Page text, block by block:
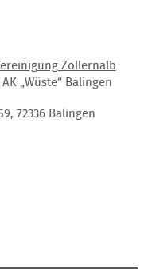
Zollernalb
„Wüste“ Balingen
72336 Balingen